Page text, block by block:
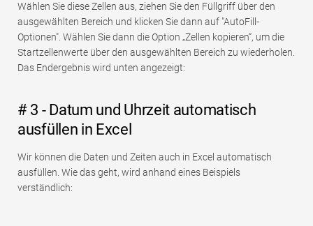
Wählen Sie diese Zellen aus, ziehen Sie den Füllgriff über den
ausgewählten Bereich und klicken Sie dann auf "AutoFill-
Optionen". Wählen Sie dann die Option „Zellen kopieren“, um die
Startzellenwerte über den ausgewählten Bereich zu wiederholen.
Das Endergebnis wird unten angezeigt:
# 3 - Datum und Uhrzeit automatisch
ausfüllen in Excel
Wir können die Daten und Zeiten auch in Excel automatisch
ausfüllen. Wie das geht, wird anhand eines Beispiels
verständlich: